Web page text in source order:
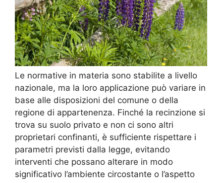
Le normative in materia sono stabilite a livello
nazionale, ma la loro applicazione può variare in
base alle disposizioni del comune o della
regione di appartenenza. Finché la recinzione si
trova su suolo privato e non ci sono altri
proprietari confinanti, è sufficiente rispettare i
parametri previsti dalla legge, evitando
interventi che possano alterare in modo
significativo l’ambiente circostante o l’aspetto